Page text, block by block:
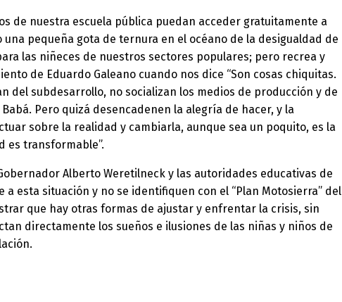
de nuestra escuela pública puedan acceder gratuitamente a
pequeña gota de ternura en el océano de la desigualdad de
las niñeces de nuestros sectores populares; pero recrea y
de Eduardo Galeano cuando nos dice “Son cosas chiquitas.
del subdesarrollo, no socializan los medios de producción y de
Pero quizá desencadenen la alegría de hacer, y la
sobre la realidad y cambiarla, aunque sea un poquito, es la
es transformable”.
Alberto Weretilneck y las autoridades educativas de
esta situación y no se identifiquen con el “Plan Motosierra” del
que hay otras formas de ajustar y enfrentar la crisis, sin
directamente los sueños e ilusiones de las niñas y niños de